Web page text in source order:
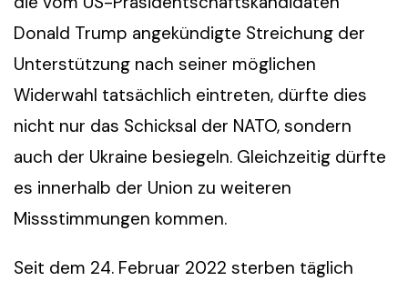
Donald Trump angekündigte Streichung der
Unterstützung nach seiner möglichen
Widerwahl tatsächlich eintreten, dürfte dies
nicht nur das Schicksal der NATO, sondern
auch der Ukraine besiegeln. Gleichzeitig dürfte
es innerhalb der Union zu weiteren
Missstimmungen kommen.
Seit dem 24. Februar 2022 sterben täglich